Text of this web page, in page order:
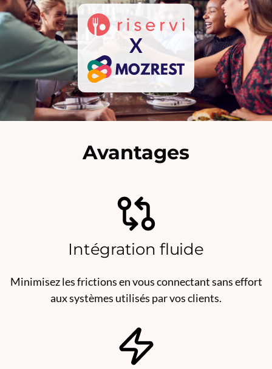
X
Avantages
Intégration fluide
Minimisez les frictions en vous connectant sans effort
aux systèmes utilisés par vos clients.